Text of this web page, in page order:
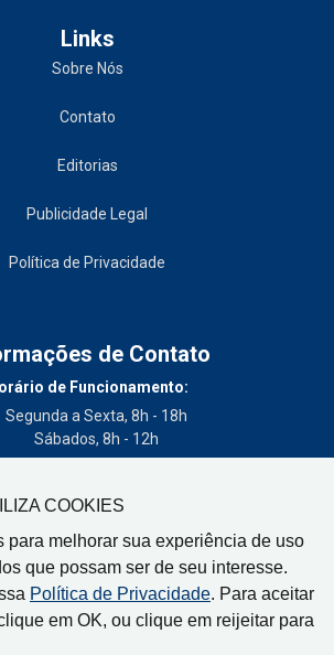
COOKIES
para melhorar sua experiência de uso
que possam ser de seu interesse.
Política de Privacidade. Para aceitar
em OK, ou clique em reijeitar para
Links
Sobre Nós
Contato
Editorias
Publicidade Legal
Política de Privacidade
de Contato
de Funcionamento:
Segunda a Sexta, 8h - 18h
Sábados, 8h - 12h
(19) 3404-3700
Circulação:
Artur Nogueira - SP, Cordeirópolis - SP,
Coelho - SP, Iracemápolis - SP